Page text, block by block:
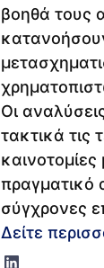
βοηθά τους
Οι
τακτικά τις
καινοτομίες
πραγματικό
σύγχρονες
Δείτε